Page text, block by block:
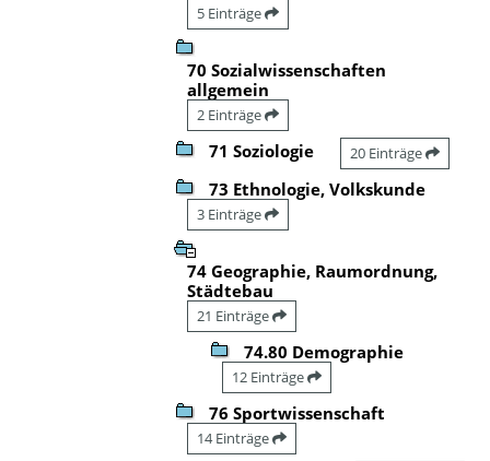
5 Einträge
70 Sozialwissenschaften
allgemein
2 Einträge
71 Soziologie 20 Einträge
73 Ethnologie, Volkskunde
3 Einträge
74 Geographie, Raumordnung,
Städtebau
21 Einträge
74.80 Demographie
12 Einträge
76 Sportwissenschaft
14 Einträge